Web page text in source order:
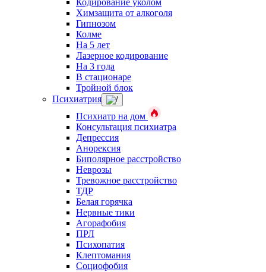
Кодирование уколом
Химзащита от алкоголя
Гипнозом
Колме
На 5 лет
Лазерное кодирование
На 3 года
В стационаре
Тройной блок
Психиатрия
Психиатр на дом
Консультация психиатра
Депрессия
Анорексия
Биполярное расстройство
Неврозы
Тревожное расстройство
ТДР
Белая горячка
Нервные тики
Агорафобия
ПРЛ
Психопатия
Клептомания
Социофобия